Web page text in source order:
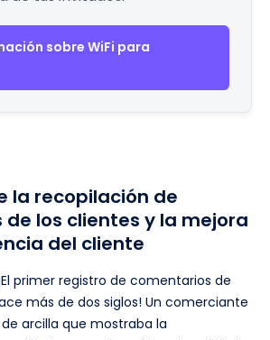
sobre WiFi para
la recopilación de
los clientes y la mejora
del cliente
primer registro de comentarios de
más de dos siglos! Un comerciante
arcilla que mostraba la